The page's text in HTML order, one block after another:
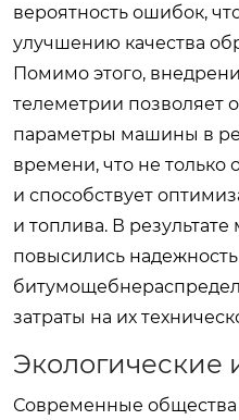
вероятность ошибок,
улучшению качества
Помимо этого,
телеметрии позволяет
параметры машины в
времени, что не только
и способствует
и топлива. В
повысились
затраты на их
Экологические
Современные